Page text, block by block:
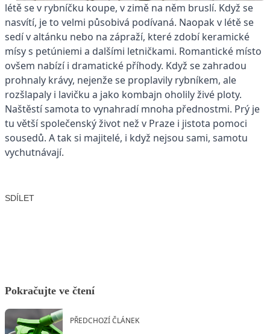
létě se v rybníčku koupe, v zimě na něm bruslí. Když se
nasvítí, je to velmi působivá podívaná. Naopak v létě se
sedí v altánku nebo na zápraží, které zdobí keramické
mísy s petúniemi a dalšími letničkami. Romantické místo
ovšem nabízí i dramatické příhody. Když se zahradou
prohnaly krávy, nejenže se proplavily rybníkem, ale
rozšlapaly i lavičku a jako kombajn oholily živé ploty.
Naštěstí samota to vynahradí mnoha přednostmi. Prý je
tu větší společenský život než v Praze i jistota pomoci
sousedů. A tak si majitelé, i když nejsou sami, samotu
vychutnávají.
SDÍLET
Pokračujte ve čtení
PŘEDCHOZÍ ČLÁNEK